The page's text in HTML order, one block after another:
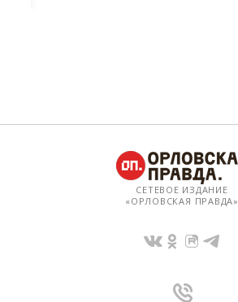
СЕТЕВОЕ ИЗДАНИЕ
«ОРЛОВСКАЯ ПРАВДА»